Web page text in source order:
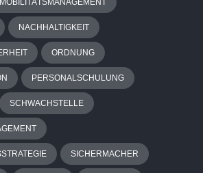
NACHHALTIGKEIT
ORDNUNG
PERSONALSCHULUNG
SCHWACHSTELLE
SICHERMACHER